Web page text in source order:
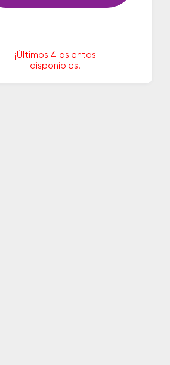
¡Últimos 4 asientos
disponibles!